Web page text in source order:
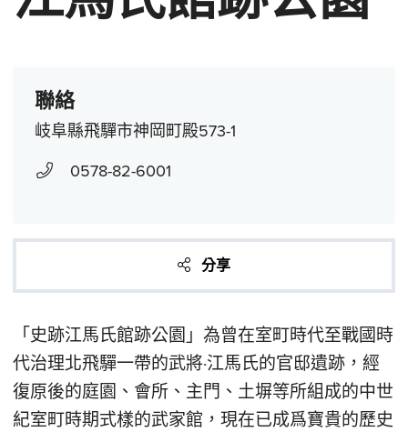
聯絡
岐阜縣飛驒市神岡町殿573-1
0578-82-6001
分享
「史跡江馬氏館跡公園」為曾在室町時代至戰國時
代治理北飛驒一帶的武將·江馬氏的官邸遺跡，經
復原後的庭園、會所、主門、土塀等所組成的中世
紀室町時期式樣的武家館，現在已成爲寶貴的歷史